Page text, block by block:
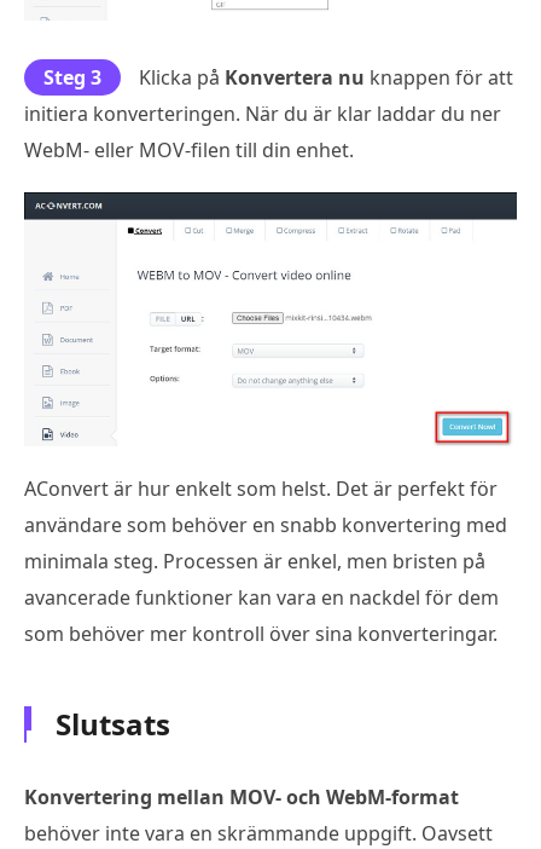
Steg 3 Klicka på Konvertera nu knappen för att
initiera konverteringen. När du är klar laddar du ner
WebM- eller MOV-filen till din enhet.
AConvert är hur enkelt som helst. Det är perfekt för
användare som behöver en snabb konvertering med
minimala steg. Processen är enkel, men bristen på
avancerade funktioner kan vara en nackdel för dem
som behöver mer kontroll över sina konverteringar.
Slutsats
Konvertering mellan MOV- och WebM-format
behöver inte vara en skrämmande uppgift. Oavsett